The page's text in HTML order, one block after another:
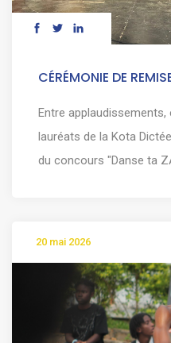
CÉRÉMONIE DE
Entre
lauréats de la Kota
du concours "Danse ta
20 mai 2026